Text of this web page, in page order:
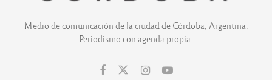
Medio de comunicación de la ciudad de Córdoba, Argentina.
Periodismo con agenda propia.